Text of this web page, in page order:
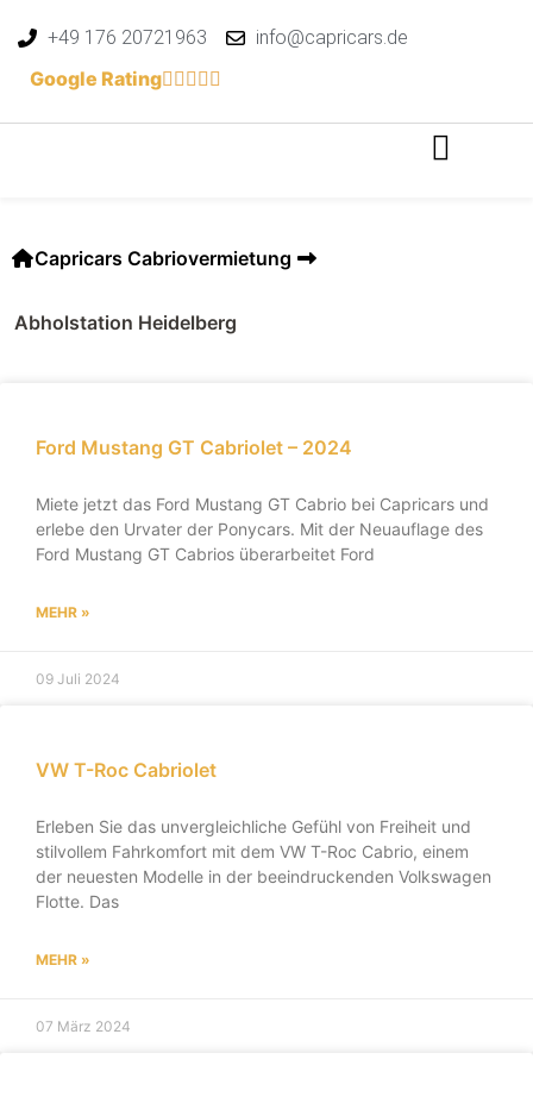
+49 176 20721963 info@capricars.de
Google Rating
Capricars Cabriovermietung
Abholstation Heidelberg
Ford Mustang GT Cabriolet – 2024
Miete jetzt das Ford Mustang GT Cabrio bei Capricars und
erlebe den Urvater der Ponycars. Mit der Neuauflage des
Ford Mustang GT Cabrios überarbeitet Ford
MEHR »
09 Juli 2024
VW T-Roc Cabriolet
Erleben Sie das unvergleichliche Gefühl von Freiheit und
stilvollem Fahrkomfort mit dem VW T-Roc Cabrio, einem
der neuesten Modelle in der beeindruckenden Volkswagen
Flotte. Das
MEHR »
07 März 2024